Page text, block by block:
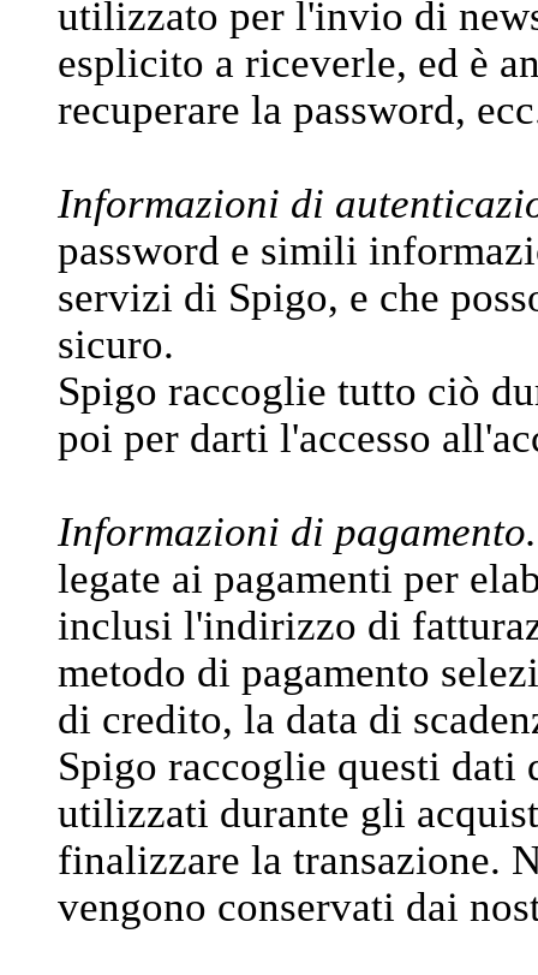
utilizzato per l'invio di
esplicito a riceverle, ed è
recuperare la password,
Informazioni di
password e simili
servizi di Spigo, e che
sicuro.
Spigo raccoglie tutto ciò
poi per darti l'accesso
Informazioni di pagamento.
legate ai pagamenti per
inclusi l'indirizzo di
metodo di pagamento
di credito, la data di
Spigo raccoglie questi dati
utilizzati durante gli
finalizzare la transazione.
vengono conservati dai